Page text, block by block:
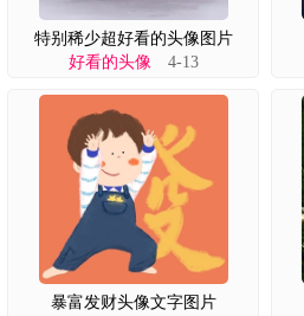
特别稀少超好看的头像图片
好看的头像4-13
暴富发财头像文字图片